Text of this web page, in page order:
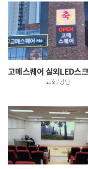
교회/강당